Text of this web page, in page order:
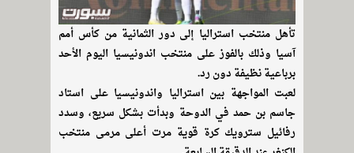
تأهل منتخب استراليا إلى دور الثمانية من كأس أمم
آسيا وذلك بالفوز على منتخب اندونيسيا اليوم الأحد
برباعية نظيفة دون رد.
لعبت المواجهة بين استراليا واندونيسيا على استاد
جاسم بن حمد في الدوحة وبدأت بشكل سريع، وسدد
رفائيل سترويك كرة قوية مرت أعلى مرمى منتخب